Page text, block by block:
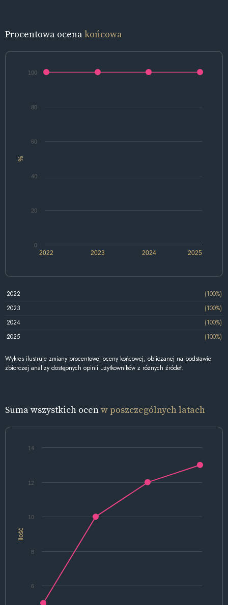
Procentowa ocenakońcowa
%
2022 2024
2023 2025
0
20
40
60
80
100
2022
(100%)
2023
(100%)
2024
(100%)
2025
(100%)
Wykres ilustruje zmiany procentowej oceny końcowej, obliczanej na podstawie
zbiorczej analizy dostępnych opinii użytkowników z różnych źródeł.
Suma wszystkich ocenw poszczególnych latach
Ilość
6
8
10
12
14